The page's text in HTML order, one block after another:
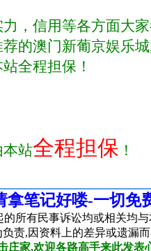
拿笔记好喽-一切免
所有民事诉讼均或相关均
责,因资料上的差异或遗漏
庄家,欢迎各路高手来此发表